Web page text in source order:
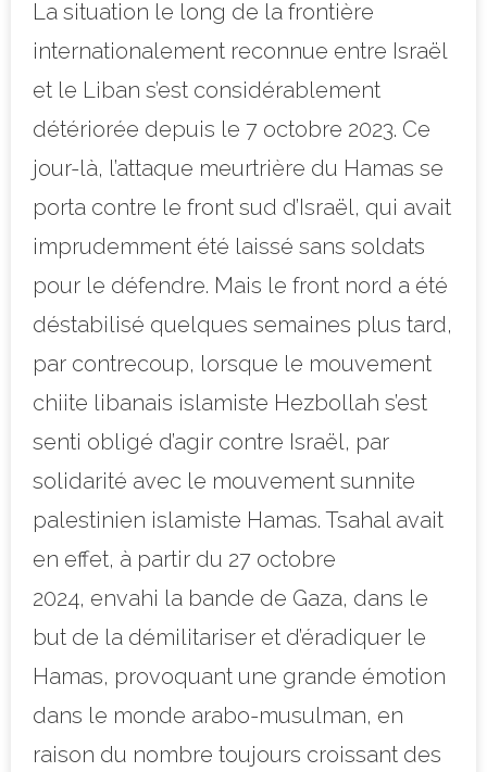
La situation le long de la frontière
internationalement reconnue entre Israël
et le Liban s’est considérablement
détériorée depuis le 7 octobre 2023. Ce
jour-là, l’attaque meurtrière du Hamas se
porta contre le front sud d’Israël, qui avait
imprudemment été laissé sans soldats
pour le défendre. Mais le front nord a été
déstabilisé quelques semaines plus tard,
par contrecoup, lorsque le mouvement
chiite libanais islamiste Hezbollah s’est
senti obligé d’agir contre Israël, par
solidarité avec le mouvement sunnite
palestinien islamiste Hamas. Tsahal avait
en effet, à partir du 27 octobre
2024, envahi la bande de Gaza, dans le
but de la démilitariser et d’éradiquer le
Hamas, provoquant une grande émotion
dans le monde arabo-musulman, en
raison du nombre toujours croissant des